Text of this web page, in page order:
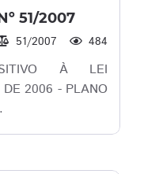
51/2007
51/2007 484
À LEI
DE 2006 - PLANO